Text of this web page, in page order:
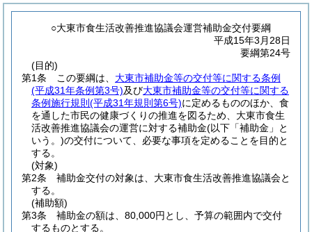
○大東市食生活改善推進協議会運営補助金交付要綱
平成15年3月28日
要綱第24号
(目的)
第1条
この要綱は、 大東市補助金等の交付等に関する条例
(平成31年条例第3号)及び大東市補助金等の交付等に関する
条例施行規則 (平成31年規則第6号)に定めるもののほか、食
を通した市民の健康づくりの推進を図るため、大東市食生
活改善推進協議会の運営に対する補助金(以下「補助金」と
いう。)の交付について、必要な事項を定めることを目的と
する。
(対象)
第2条
補助金交付の対象は、大東市食生活改善推進協議会と
する。
(補助額)
第3条
補助金の額は、80,000円とし、予算の範囲内で交付
するものとする。